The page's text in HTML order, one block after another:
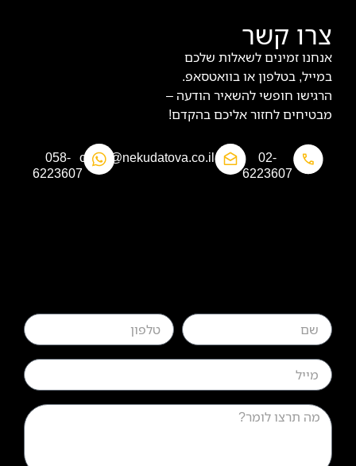
צרו קשר
אנחנו זמינים לשאלות שלכם
במייל, בטלפון או בוואטסאפ.
הרגישו חופשי להשאיר הודעה –
מבטיחים לחזור אליכם בהקדם!
02-
6223607
office@nekudatova.co.il​
058-
6223607​